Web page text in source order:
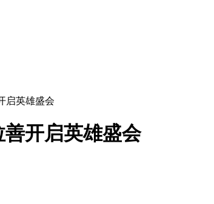
启英雄盛会
开启英雄盛会